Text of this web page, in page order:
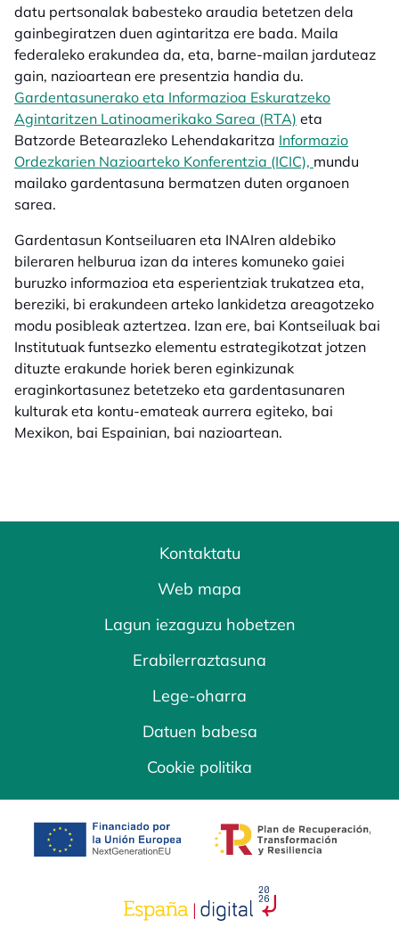
datu pertsonalak babesteko araudia betetzen dela
gainbegiratzen duen agintaritza ere bada. Maila
federaleko erakundea da, eta, barne-mailan jarduteaz
gain, nazioartean ere presentzia handia du.
Gardentasunerako eta Informazioa Eskuratzeko
Agintaritzen Latinoamerikako Sarea (RTA) eta
Batzorde Betearazleko Lehendakaritza Informazio
Ordezkarien Nazioarteko Konferentzia (ICIC), mundu
mailako gardentasuna bermatzen duten organoen
sarea.
Gardentasun Kontseiluaren eta INAIren aldebiko
bileraren helburua izan da interes komuneko gaiei
buruzko informazioa eta esperientziak trukatzea eta,
bereziki, bi erakundeen arteko lankidetza areagotzeko
modu posibleak aztertzea. Izan ere, bai Kontseiluak bai
Institutuak funtsezko elementu estrategikotzat jotzen
dituzte erakunde horiek beren eginkizunak
eraginkortasunez betetzeko eta gardentasunaren
kulturak eta kontu-emateak aurrera egiteko, bai
Mexikon, bai Espainian, bai nazioartean.
Kontaktatu
Web mapa
Lagun iezaguzu hobetzen
Erabilerraztasuna
Lege-oharra
Datuen babesa
Cookie politika
opens in a new tab opens in a new
opens in a new tab